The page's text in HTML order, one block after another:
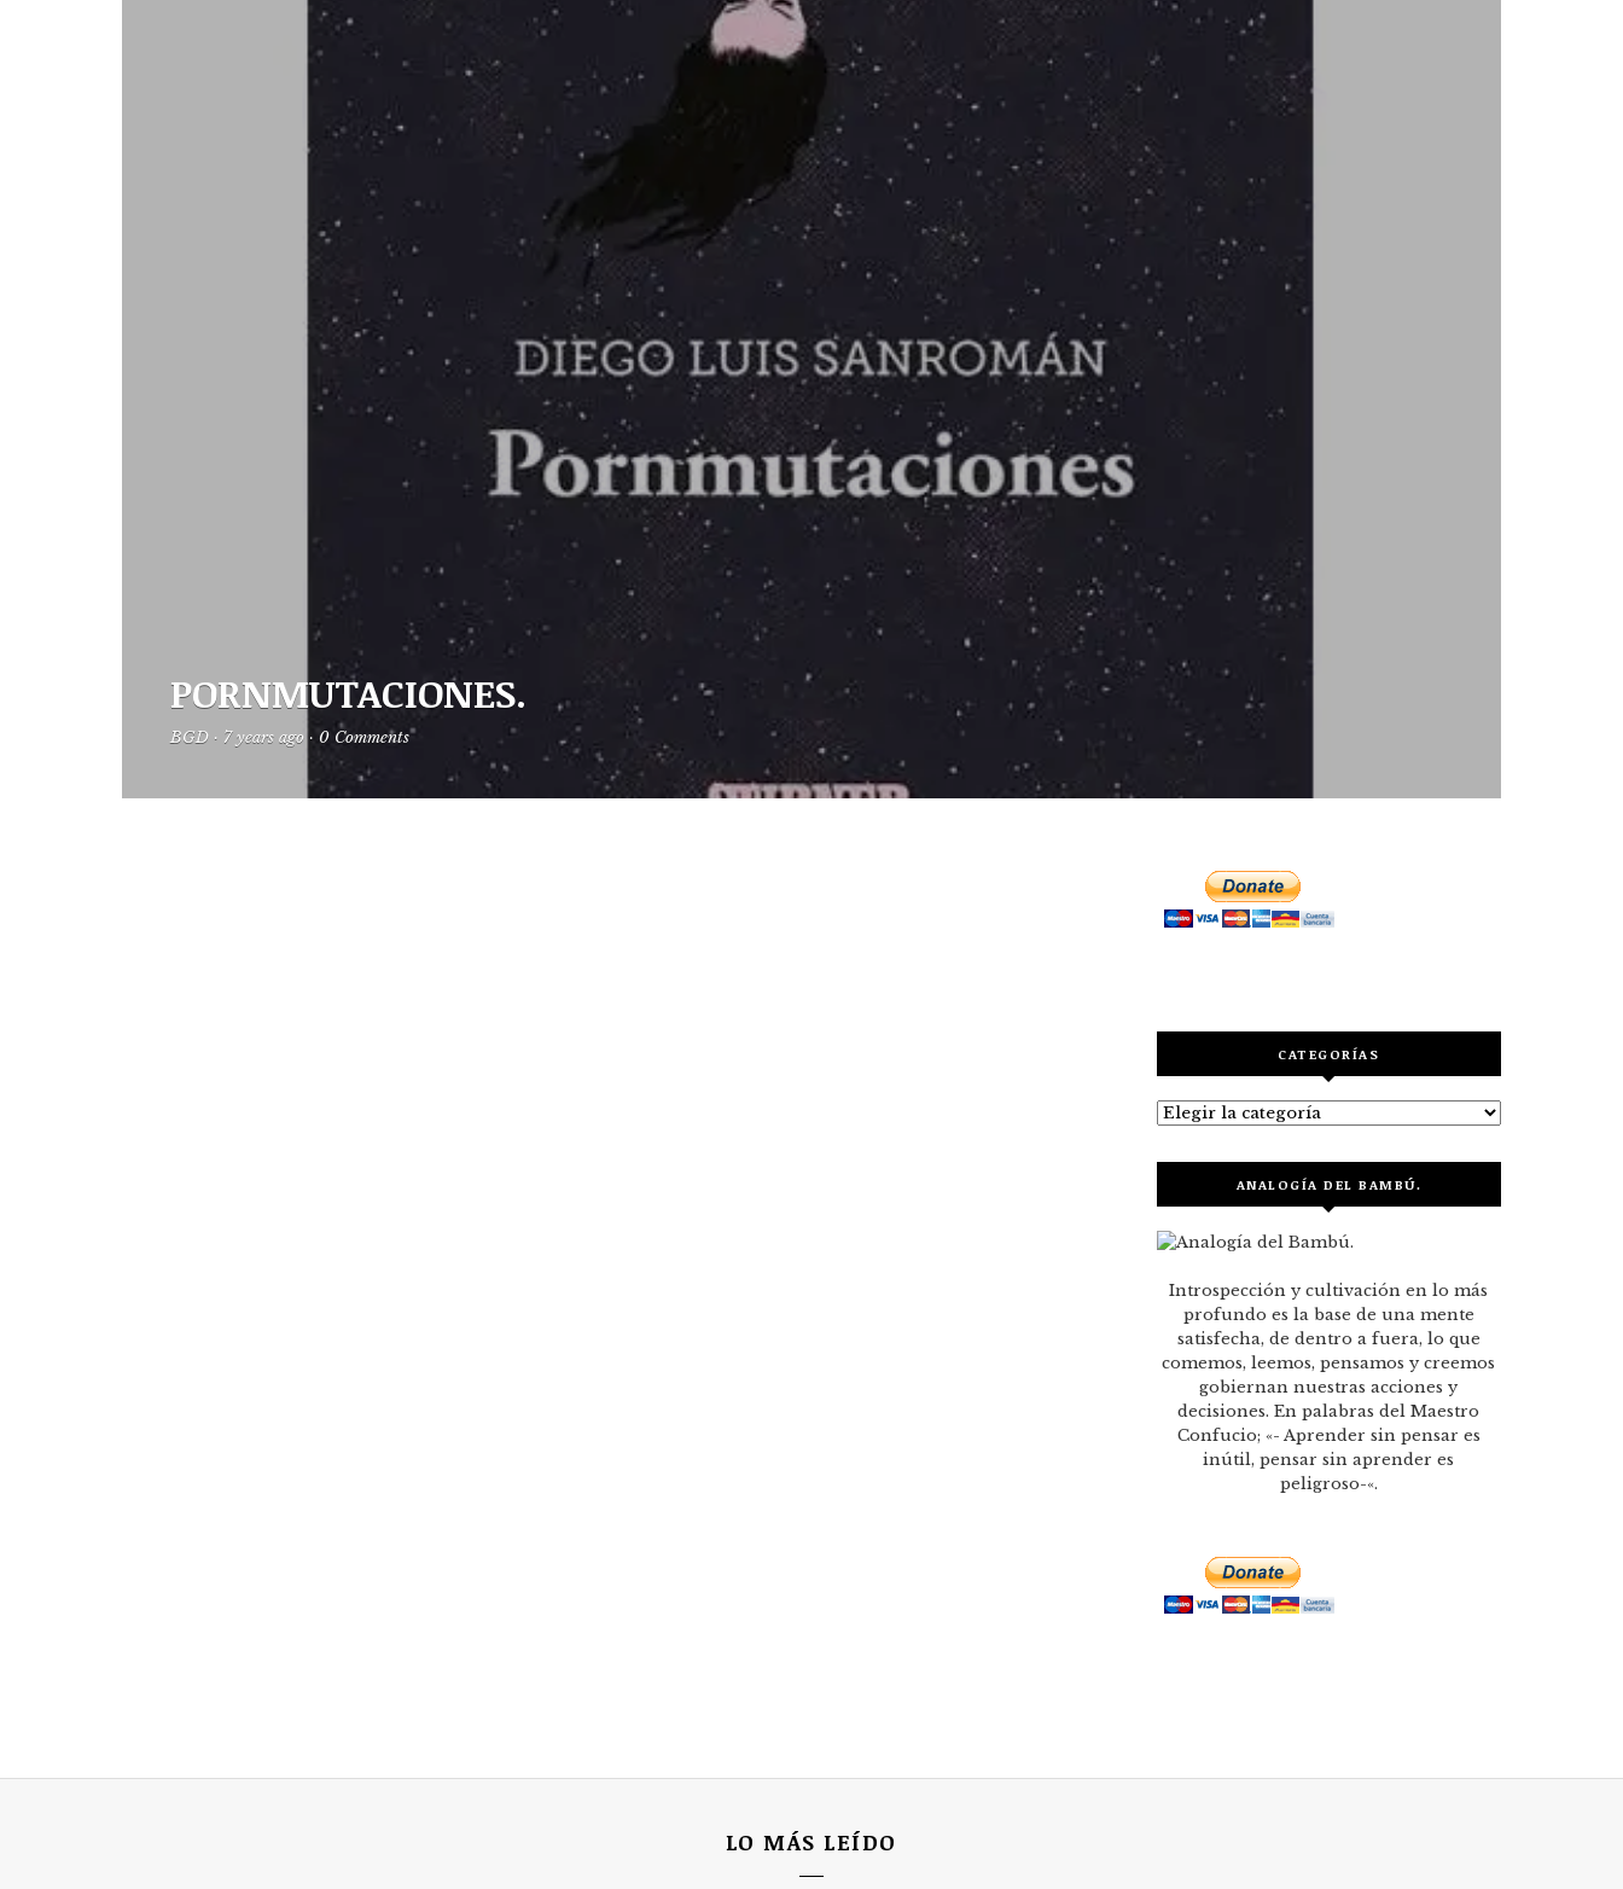
PORNMUTACIONES.
BGD · 7 years ago · 0 Comments
CATEGORÍAS
Categorías
ANALOGÍA DEL BAMBÚ.
Introspección y cultivación en lo más
profundo es la base de una mente
satisfecha, de dentro a fuera, lo que
comemos, leemos, pensamos y creemos
gobiernan nuestras acciones y
decisiones. En palabras del Maestro
Confucio; «- Aprender sin pensar es
inútil, pensar sin aprender es
peligroso-«.
LO MÁS LEÍDO